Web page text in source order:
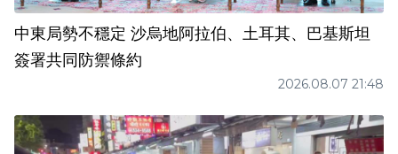
中東局勢不穩定 沙烏地阿拉伯、土耳其、巴基斯坦
簽署共同防禦條約
2026.08.07 21:48